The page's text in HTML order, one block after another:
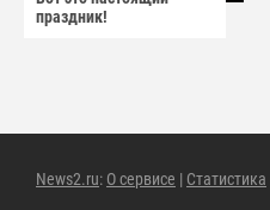
праздник!
News2.ru: О сервисе | Статистика